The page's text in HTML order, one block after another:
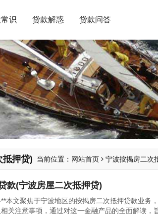
识 贷款解惑 贷款问答
当前位置： 网站首页 宁波按揭房二次
押贷)
款(宁波房屋二次抵押贷)
本文聚焦于宁波地区的按揭房二次抵押贷款业务
关注意事项，通过对这一金融产品的全面解读，